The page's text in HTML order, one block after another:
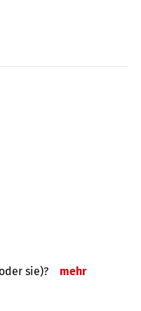
sie)? mehr